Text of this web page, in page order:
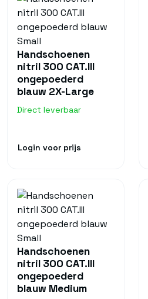
Handschoenen
nitril 300 CAT.III
ongepoederd
blauw 2X-Large
Direct leverbaar
Login voor prijs
Handschoenen
nitril 300 CAT.III
ongepoederd
blauw Medium